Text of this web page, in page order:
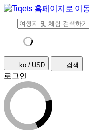
ko / USD 검색
로그인